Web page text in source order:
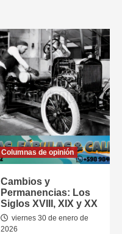
Columnas de opinión
Cambios y
Permanencias: Los
Siglos XVIII, XIX y XX
viernes 30 de enero de
2026